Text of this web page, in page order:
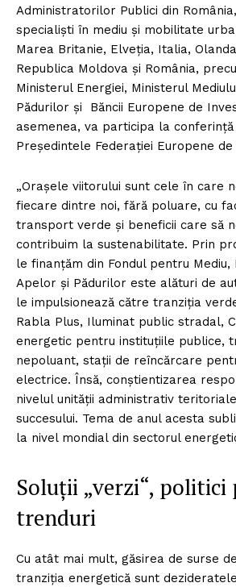
Administratorilor Publici din
specialiști în mediu și mobilitate
Marea Britanie, Elveția, Italia,
Republica Moldova și România,
Ministerul Energiei, Ministerul
Pădurilor și Băncii Europene de
asemenea, va participa la
Președintele Federației Europene de
„Orașele viitorului sunt cele în care
fiecare dintre noi, fără poluare, cu
transport verde și beneficii care să
contribuim la sustenabilitate. Prin
le finanțăm din Fondul pentru Mediu,
Apelor și Pădurilor este alături de
le impulsionează către tranziția
Rabla Plus, Iluminat public stradal,
energetic pentru instituțiile publice,
nepoluant, stații de reîncărcare
electrice. Însă, conștientizarea
nivelul unității administrativ
succesului. Tema de anul acesta
la nivel mondial din sectorul
Soluții „verzi“, politici
trenduri
Cu atât mai mult, găsirea de surse
tranziția energetică sunt